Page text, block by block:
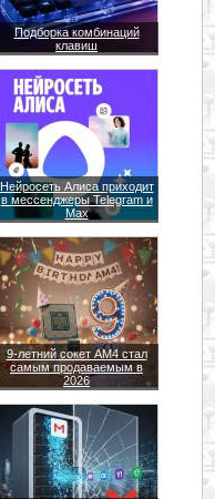
Подборка комбинаций
клавиш
Нейросеть Алиса приходит
в мессенджеры Telegram и
Max
9-летний сокет AM4 стал
самым продаваемым в
2026